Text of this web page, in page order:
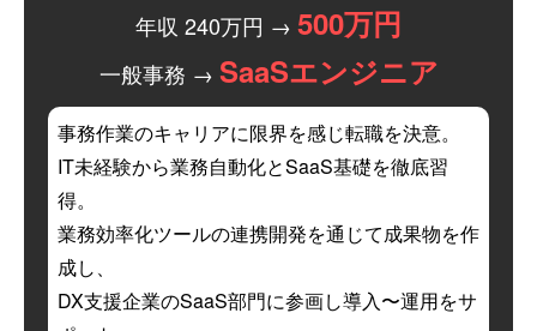
年収 240万円 → 500万円
一般事務 → SaaSエンジニア
事務作業のキャリアに限界を感じ転職を決意。
IT未経験から業務自動化とSaaS基礎を徹底習
得。
業務効率化ツールの連携開発を通じて成果物を作
成し、
DX支援企業のSaaS部門に参画し導入〜運用をサ